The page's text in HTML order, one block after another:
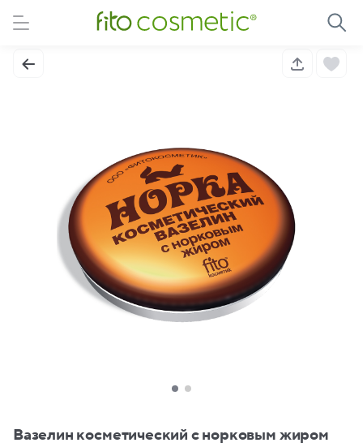
Вазелин косметический с норковым жиром